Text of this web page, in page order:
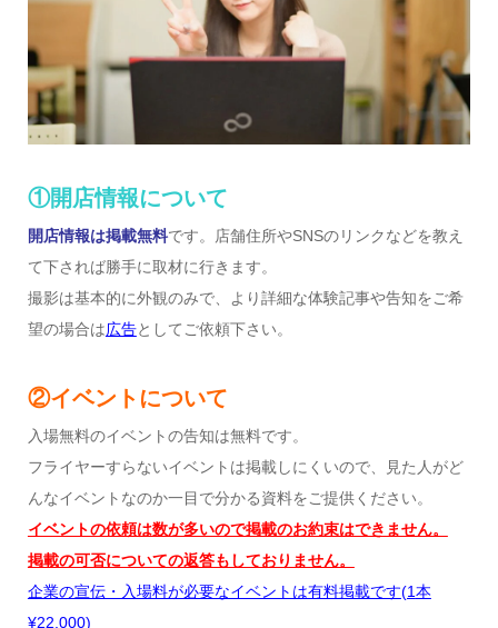
①開店情報について
開店情報は掲載無料です。店舗住所やSNSのリンクなどを教え
て下されば勝手に取材に行きます。
撮影は基本的に外観のみで、より詳細な体験記事や告知をご希
望の場合は広告としてご依頼下さい。
②イベントについて
入場無料のイベントの告知は無料です。
フライヤーすらないイベントは掲載しにくいので、見た人がど
んなイベントなのか一目で分かる資料をご提供ください。
イベントの依頼は数が多いので掲載のお約束はできません。
掲載の可否についての返答もしておりません。
企業の宣伝・入場料が必要なイベントは有料掲載です(1本
¥22,000)